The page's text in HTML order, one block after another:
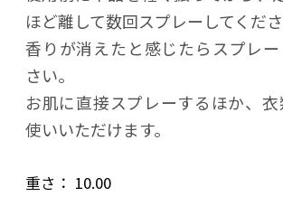
ほど離して数回スプレーしてくださ
香りが消えたと感じたらスプレ
さい。
お肌に直接スプレーするほか、
使いいただけます。
重さ： 10.00